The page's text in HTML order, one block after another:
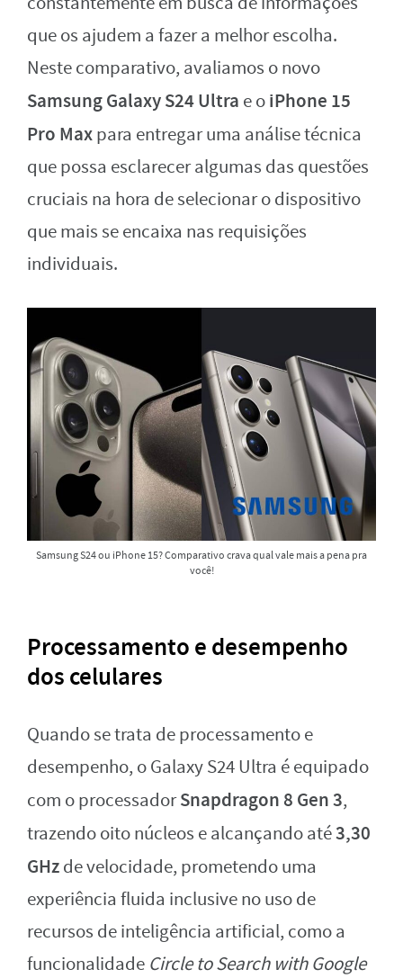
que os ajudem a fazer a melhor escolha.
Neste comparativo, avaliamos o novo
Samsung Galaxy S24 Ultra e oiPhone 15
Pro Maxpara entregar uma análise técnica
que possa esclarecer algumas das questões
cruciais na hora de selecionar o dispositivo
que mais se encaixa nas requisições
individuais.
Samsung S24 ou iPhone 15? Comparativo crava qual vale mais a pena pra
você!
Processamento e desempenho
dos celulares
Quando se trata de processamento e
desempenho, o Galaxy S24 Ultra é equipado
com o processadorSnapdragon 8 Gen 3,
trazendo oito núcleos e alcançando até3,30
GHzde velocidade, prometendo uma
experiência fluida inclusive no uso de
recursos de inteligência artificial, como a
funcionalidade Circle to Search with Google